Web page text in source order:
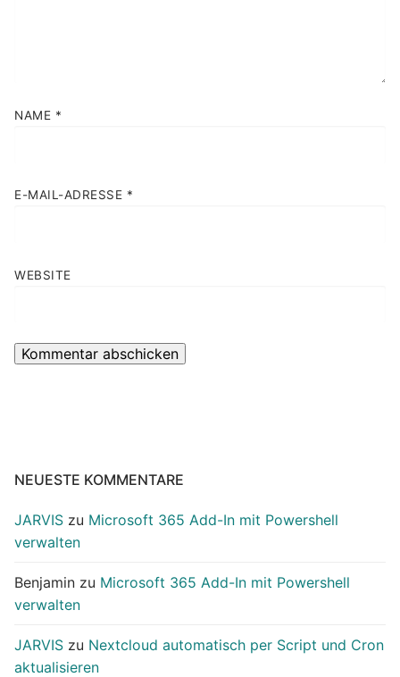
NAME *
E-MAIL-ADRESSE *
WEBSITE
NEUESTE KOMMENTARE
JARVIS zu Microsoft 365 Add-In mit Powershell
verwalten
Benjamin zu Microsoft 365 Add-In mit Powershell
verwalten
JARVIS zu Nextcloud automatisch per Script und Cron
aktualisieren